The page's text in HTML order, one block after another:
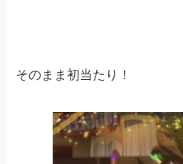
そのまま初当たり！